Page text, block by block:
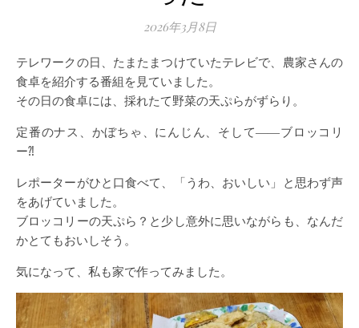
2026年3月8日
テレワークの日、たまたまつけていたテレビで、農家さんの
食卓を紹介する番組を見ていました。
その日の食卓には、採れたて野菜の天ぷらがずらり。
定番のナス、かぼちゃ、にんじん、そして――ブロッコリ
ー⁈
レポーターがひと口食べて、「うわ、おいしい」と思わず声
をあげていました。
ブロッコリーの天ぷら？と少し意外に思いながらも、なんだ
かとてもおいしそう。
気になって、私も家で作ってみました。